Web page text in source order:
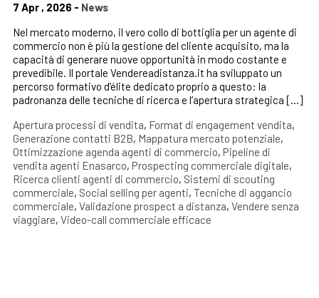
7 Apr , 2026 - News
Nel mercato moderno, il vero collo di bottiglia per un agente di
commercio non è più la gestione del cliente acquisito, ma la
capacità di generare nuove opportunità in modo costante e
prevedibile. Il portale Vendereadistanza.it ha sviluppato un
percorso formativo d’élite dedicato proprio a questo: la
padronanza delle tecniche di ricerca e l’apertura strategica […]
Apertura processi di vendita, Format di engagement vendita,
Generazione contatti B2B, Mappatura mercato potenziale,
Ottimizzazione agenda agenti di commercio, Pipeline di
vendita agenti Enasarco, Prospecting commerciale digitale,
Ricerca clienti agenti di commercio, Sistemi di scouting
commerciale, Social selling per agenti, Tecniche di aggancio
commerciale, Validazione prospect a distanza, Vendere senza
viaggiare, Video-call commerciale efficace